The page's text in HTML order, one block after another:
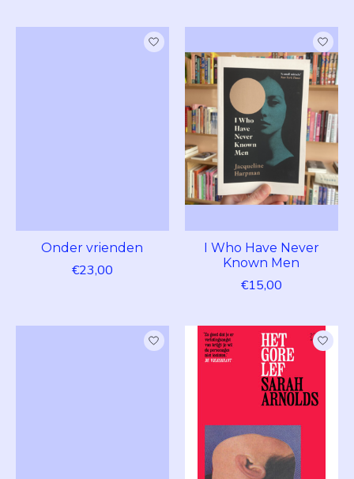
Onder vrienden
€23,00
I Who Have Never
Known Men
€15,00